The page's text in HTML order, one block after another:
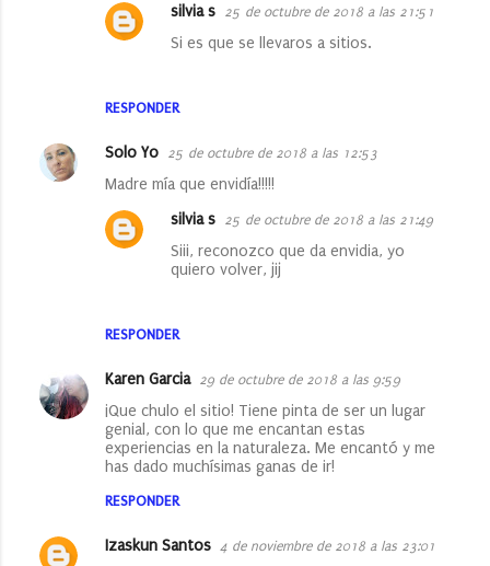
RESPONDER
silvia s 25 de octubre de 2018 a las 21:51
Si es que se llevaros a sitios.
Solo Yo 25 de octubre de 2018 a las 12:53
Madre mía que envidía!!!!!
RESPONDER
silvia s 25 de octubre de 2018 a las 21:49
Siii, reconozco que da envidia, yo
quiero volver, jij
Karen Garcia 29 de octubre de 2018 a las 9:59
¡Que chulo el sitio! Tiene pinta de ser un lugar
genial, con lo que me encantan estas
experiencias en la naturaleza. Me encantó y me
has dado muchísimas ganas de ir!
RESPONDER
Izaskun Santos 4 de noviembre de 2018 a las 23:01